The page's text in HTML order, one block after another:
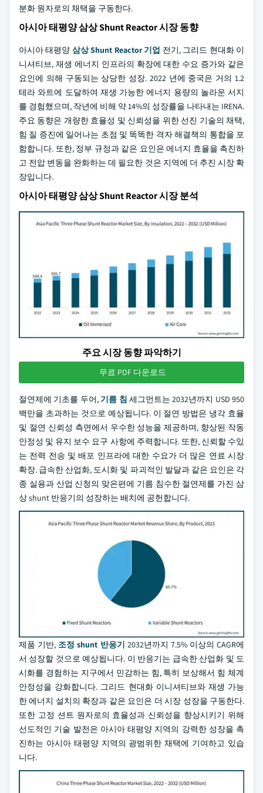
분화 원자로의 채택을 구동한다.
아시아 태평양 삼상 Shunt Reactor 시장 동향
아시아 태평양 삼상 Shunt Reactor 기업 전기, 그리드 현대화 이
니셔티브, 재생 에너지 인프라의 확장에 대한 수요 증가와 같은
요인에 의해 구동되는 상당한 성장. 2022 년에 중국은 거의 1.2
테라 와트에 도달하여 재생 가능한 에너지 용량의 놀라운 서지
를 경험했으며, 작년에 비해 약 14%의 성장률을 나타내는 IRENA.
주요 동향은 개량한 효율성 및 신뢰성을 위한 선진 기술의 채택,
힘 질 증진에 일어나는 초점 및 똑똑한 격자 해결책의 통합을 포
함합니다. 또한, 정부 규정과 같은 요인은 에너지 효율을 촉진하
고 전압 변동을 완화하는 데 필요한 것은 지역에 더 추진 시장 확
장입니다.
아시아 태평양 삼상 Shunt Reactor 시장 분석
주요 시장 동향 파악하기
무료 PDF 다운로드
절연제에 기초를 두어, 기름 침 세그먼트는 2032년까지 USD 950
백만을 초과하는 것으로 예상됩니다. 이 절연 방법은 냉각 효율
및 절연 신뢰성 측면에서 우수한 성능을 제공하며, 향상된 작동
안정성 및 유지 보수 요구 사항에 주력합니다. 또한, 신뢰할 수있
는 전력 전송 및 배포 인프라에 대한 수요가 더 많은 연료 시장
확장. 급속한 산업화, 도시화 및 파괴적인 발달과 같은 요인은 각
종 실용과 산업 신청의 맞은편에 기름 침수한 절연제를 가진 삼
상 shunt 반응기의 성장하는 배치에 공헌합니다.
제품 기반, 조정 shunt 반응기 2032년까지 7.5% 이상의 CAGR에
서 성장할 것으로 예상됩니다. 이 반응기는 급속한 산업화 및 도
시화를 경험하는 지구에서 민감하는 힘, 특히 보상해서 힘 체계
안정성을 강화합니다. 그리드 현대화 이니셔티브와 재생 가능
한 에너지 설치의 확장과 같은 요인은 더 시장 성장을 구동한다.
또한 고정 션트 원자로의 효율성과 신뢰성을 향상시키기 위해
선도적인 기술 발전은 아시아 태평양 지역의 강력한 성장을 촉
진하는 아시아 태평양 지역의 광범위한 채택에 기여하고 있습
니다.